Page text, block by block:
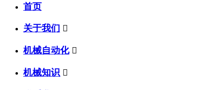
首页
关于我们 
机械自动化 
机械知识 